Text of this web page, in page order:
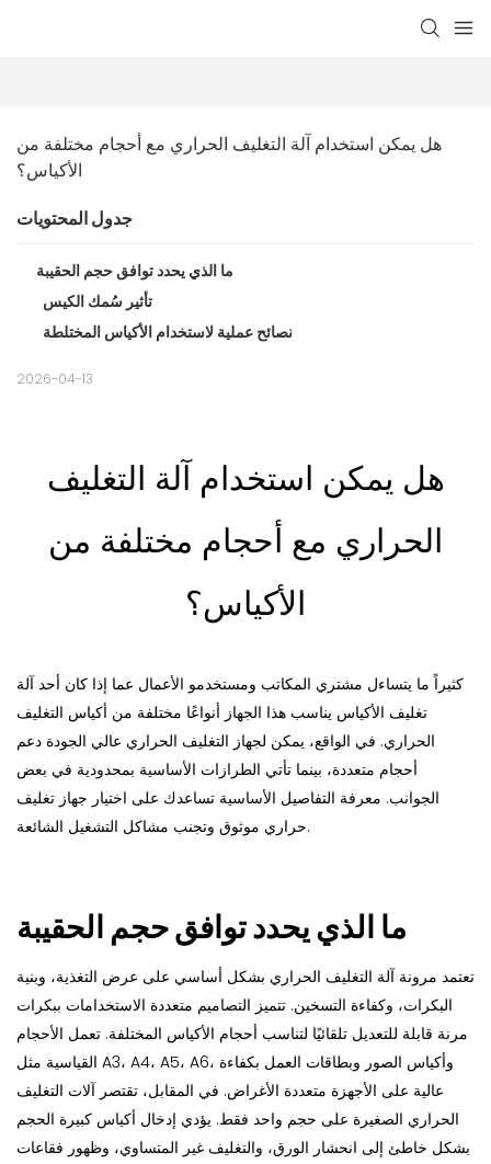
هل يمكن استخدام آلة التغليف الحراري مع أحجام مختلفة من
الأكياس؟
جدول المحتويات
ما الذي يحدد توافق حجم الحقيبة
تأثير سُمك الكيس
نصائح عملية لاستخدام الأكياس المختلطة
2026-04-13
هل يمكن استخدام آلة التغليف
الحراري مع أحجام مختلفة من
الأكياس؟
كثيراً ما يتساءل مشتري المكاتب ومستخدمو الأعمال عما إذا كان أحد آلة
تغليف الأكياس يناسب هذا الجهاز أنواعًا مختلفة من أكياس التغليف
الحراري. في الواقع، يمكن لجهاز التغليف الحراري عالي الجودة دعم
أحجام متعددة، بينما تأتي الطرازات الأساسية بمحدودية في بعض
الجوانب. معرفة التفاصيل الأساسية تساعدك على اختيار جهاز تغليف
حراري موثوق وتجنب مشاكل التشغيل الشائعة.
ما الذي يحدد توافق حجم الحقيبة
تعتمد مرونة آلة التغليف الحراري بشكل أساسي على عرض التغذية، وبنية
البكرات، وكفاءة التسخين. تتميز التصاميم متعددة الاستخدامات ببكرات
مرنة قابلة للتعديل تلقائيًا لتناسب أحجام الأكياس المختلفة. تعمل الأحجام
القياسية مثل A3، A4، A5، A6، وأكياس الصور وبطاقات العمل بكفاءة
عالية على الأجهزة متعددة الأغراض. في المقابل، تقتصر آلات التغليف
الحراري الصغيرة على حجم واحد فقط. يؤدي إدخال أكياس كبيرة الحجم
بشكل خاطئ إلى انحشار الورق، والتغليف غير المتساوي، وظهور فقاعات